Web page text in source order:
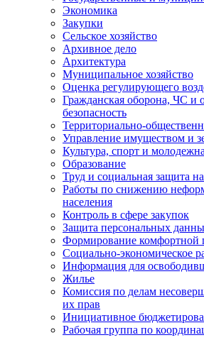
Экономика
Закупки
Сельское хозяйство
Архивное дело
Архитектура
Муниципальное хозяйство
Оценка регулирующего
Гражданская оборона, ЧС и
безопасность
Территориально-
Управление имуществом и
Культура, спорт и
Образование
Труд и социальная защита
Работы по снижению
населения
Контроль в сфере закупок
Защита персональных
Формирование комфортной
Социально-экономическое
Информация для
Жилье
Комиссия по делам
их прав
Инициативное
Рабочая группа по